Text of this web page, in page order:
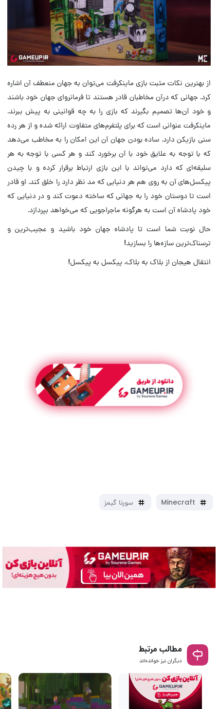
از بهترین نکات مثبت بازی ماینکرفت می‌توان به جهان منعطف آن اشاره
کرد. جهانی که در‌آن مخاطبان قادر هستند تا فرمانروای جهان خود باشند
و خود آن‌ها تصمیم بگیرند که بازی را به چه قوانینی به پیش ببرند.
ماینکرفت عنوانی است که برای پلتفرم‌های متفاوت ارائه شده و از هر رده
سنی بازیکن دارد. ساده بودن جهان آن این امکان را به مخاطب می‌دهد
که با توجه به علایق خود با‌ آن برخورد کند و هر کسی با توجه به هر
سلیقه‌ای که دارد می‌تواند با این بازی ارتباط برقرار کرده و با چیدن
پیکسل‌های آن به روی هم هر دنیایی که مد نظر دارد را خلق کند. او قادر
است تا دوستان خود را به جهانی که ساخته دعوت کند و در دنیایی که
خود پادشاه آن است به هرگونه ماجراجویی که می‌خواهد بپردازد.
حال نوبت شما است تا پادشاه جهان خود باشید و عجیب‌ترین و
ترسناک‌ترین سازه‌ها را بسازید!
انتقال هیجان از بلاک به بلاک، پیکسل به پیکسل!
Minecraft سورنا گیمز
مطالب مرتبط
دیگران نیز خوانده‌اند